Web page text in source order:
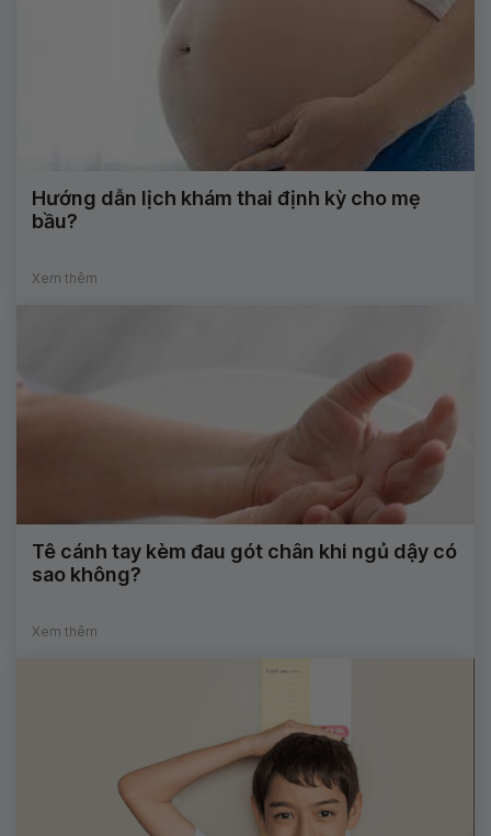
Hướng dẫn lịch khám thai định kỳ cho mẹ
bầu?
Xem thêm
Tê cánh tay kèm đau gót chân khi ngủ dậy có
sao không?
Xem thêm